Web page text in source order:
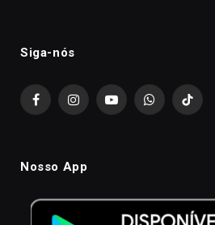
Siga-nós
FacebookInstagramYouTubeWhatsAppTikTok
Nosso App